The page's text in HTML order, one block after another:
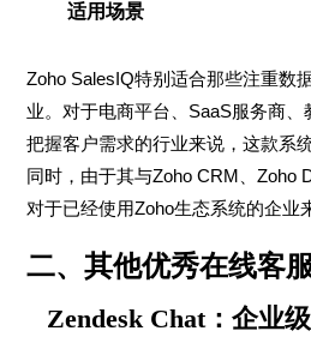
适用场景
Zoho SalesIQ特别适合那些注重数
业。对于电商平台、SaaS服务商
把握客户需求的行业来说，这款系
同时，由于其与Zoho CRM、Zoho
对于已经使用Zoho生态系统的企业
二、其他优秀在线客
Zendesk Chat：企业